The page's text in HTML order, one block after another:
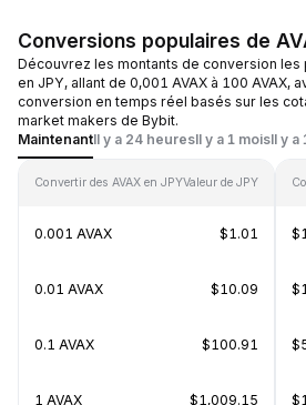
Conversions populaires de
Découvrez les montants de conversion les
en JPY, allant de 0,001 AVAX à 100 AVAX,
conversion en temps réel basés sur les
market makers de Bybit.
MaintenantIl y a 24 heuresIl y a 1 moisIl y a
Convertir des AVAX en JPYValeur de JPY
0.001 AVAX $1.01
0.01 AVAX $10.09
0.1 AVAX $100.91
1 AVAX $1,009.15